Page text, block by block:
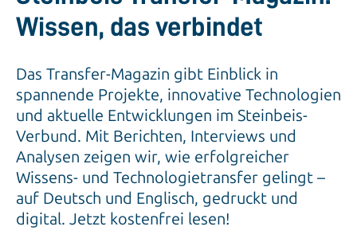
Wissen, das verbindet
Das Transfer-Magazin gibt Einblick in
spannende Projekte, innovative Technologien
und aktuelle Entwicklungen im Steinbeis-
Verbund. Mit Berichten, Interviews und
Analysen zeigen wir, wie erfolgreicher
Wissens- und Technologietransfer gelingt –
auf Deutsch und Englisch, gedruckt und
digital. Jetzt kostenfrei lesen!